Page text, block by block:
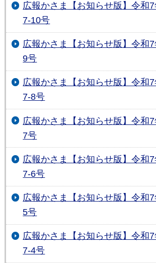
広報かさま【お知らせ版】令和
7-10号
広報かさま【お知らせ版】令和
9号
広報かさま【お知らせ版】令和
7-8号
広報かさま【お知らせ版】令和
7号
広報かさま【お知らせ版】令和
7-6号
広報かさま【お知らせ版】令和
5号
広報かさま【お知らせ版】令和
7-4号